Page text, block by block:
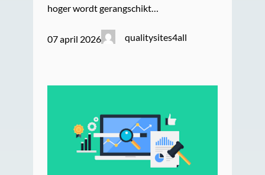
hoger wordt gerangschikt…
07 april 2026 qualitysites4all